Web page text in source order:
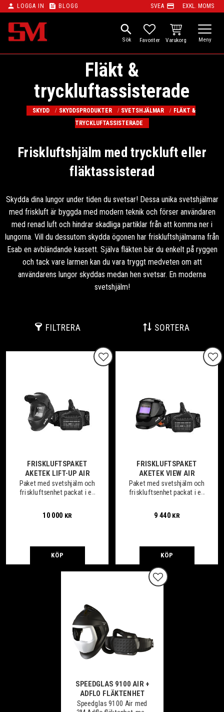
Meny
person LOGGA IN feed BLOGG SVEA payment EXKL. MOMS
search
FAVORITER
KUNDVAGN
Fläkt &
tryckluftassisterade
SKYDD SKYDDSPRODUKTER SVETSHJÄLMAR
FLÄKT &
TRYCKLUFTASSISTERADE
Friskluftshjälm med tryckluft eller
fläktassisterad
Skydda dina lungor under tiden du svetsar! Dessa unika svetshjälmar
med friskluft är byggda med modern teknik och förser användaren
med renad luft och hindrar skadliga partiklar från att komma ner i
lungorna. Vill du dessutom skydda ögonen har friskluftshjälmarna från
Esab en avbländande kassett. Själva fläkten bär du enkelt på ryggen
och tack vare larmen kan du vara tryggt medveten om att
användarens lungor skyddas medan hen svetsar. En moderna
svetshjälm!
FILTRERA SORTERA
FRISKLUFTSPAKET
AKETEK LIFT-UP AIR
Paket med svetshjälm och
friskluftsenhet packat i en
10 000 KR
Lägg till i favoriter
KÖP
FRISKLUFTSPAKET
AKETEK VIEW AIR
Paket med svetshjälm och
friskluftsenhet packat i en
9 440KR
KÖP
SPEEDGLAS 9100 AIR +
ADFLO FLÄKTENHET
Speedglas 9100 Air med
Lägg till i favoriter